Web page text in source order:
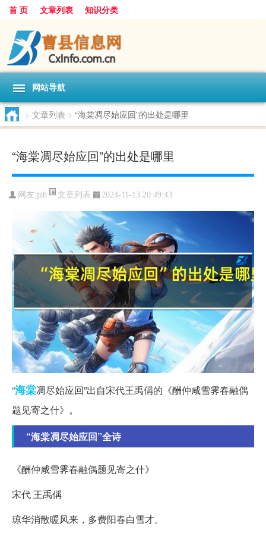
首 页 文章列表 知识分类
网站导航
> 文章列表 > “海棠凋尽始应回”的出处是哪里
“海棠凋尽始应回”的出处是哪里
网友:jzh 文章列表 2024-11-13 20:49:43
“海棠凋尽始应回”出自宋代王禹偁的《酬仲咸雪霁春融偶
题见寄之什》。
“海棠凋尽始应回”全诗
《酬仲咸雪霁春融偶题见寄之什》
宋代 王禹偁
琼华消散暖风来，多费阳春白雪才。